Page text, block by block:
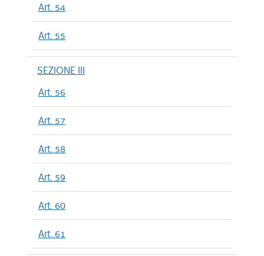
Art. 54
Art. 55
SEZIONE III
Art. 56
Art. 57
Art. 58
Art. 59
Art. 60
Art. 61